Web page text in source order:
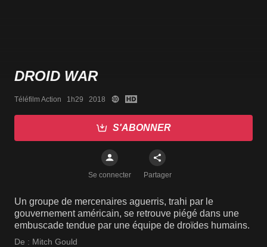
DROID WAR
Téléfilm Action   1h29   2018
S'ABONNER
Se connecter Partager
Un groupe de mercenaires aguerris, trahi par le
gouvernement américain, se retrouve piégé dans une
embuscade tendue par une équipe de droïdes humains.
De : Mitch Gould